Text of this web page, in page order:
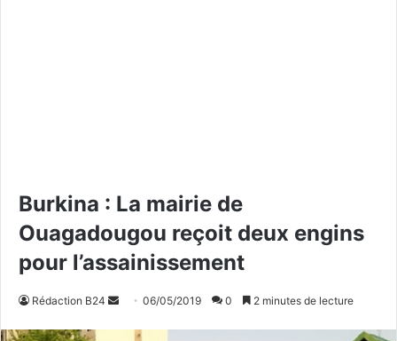
Burkina : La mairie de
Ouagadougou reçoit deux engins
pour l’assainissement
Rédaction B24 06/05/2019 0 2 minutes de lecture